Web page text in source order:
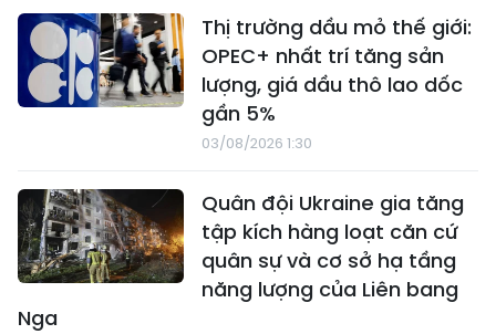
Thị trường dầu mỏ thế giới:
OPEC+ nhất trí tăng sản
lượng, giá dầu thô lao dốc
gần 5%
03/08/2026 1:30
Quân đội Ukraine gia tăng
tập kích hàng loạt căn cứ
quân sự và cơ sở hạ tầng
năng lượng của Liên bang
Nga